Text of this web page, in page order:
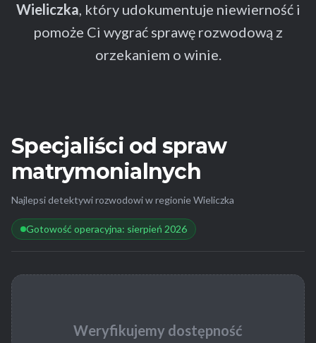
Wieliczka, który udokumentuje niewierność i
pomoże Ci wygrać sprawę rozwodową z
orzekaniem o winie.
Specjaliści od spraw
matrymonialnych
Najlepsi detektywi rozwodowi w regionie Wieliczka
Gotowość operacyjna: sierpień 2026
Weryfikujemy dostępność